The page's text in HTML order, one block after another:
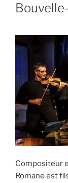
Compositeur
Romane est